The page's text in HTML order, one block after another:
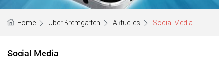
Home Über Bremgarten Aktuelles Social Media
Social Media